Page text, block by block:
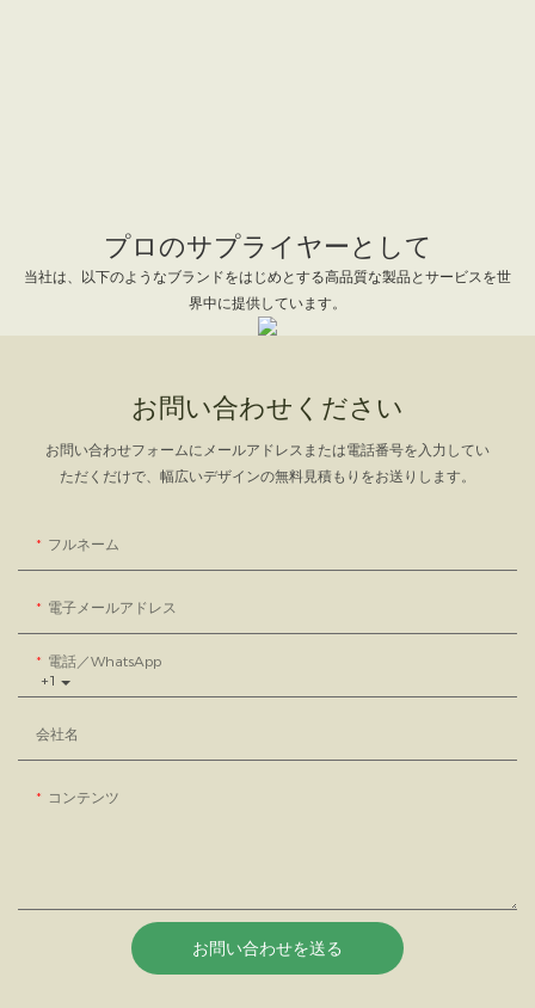
プロのサプライヤーとして
当社は、以下のようなブランドをはじめとする高品質な製品とサービスを世
界中に提供しています。
お問い合わせください
お問い合わせフォームにメールアドレスまたは電話番号を入力してい
ただくだけで、幅広いデザインの無料見積もりをお送りします。
フルネーム
電子メールアドレス
+1
電話／WhatsApp
会社名
コンテンツ
お問い合わせを送る